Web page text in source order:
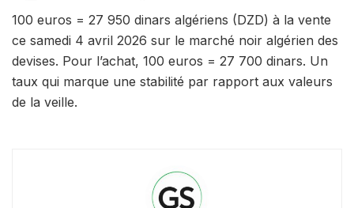
100 euros = 27 950 dinars algériens (DZD) à la vente
ce samedi 4 avril 2026 sur le marché noir algérien des
devises. Pour l’achat, 100 euros = 27 700 dinars. Un
taux qui marque une stabilité par rapport aux valeurs
de la veille.